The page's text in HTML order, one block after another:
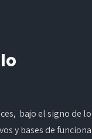
bajo el signo de
y bases de